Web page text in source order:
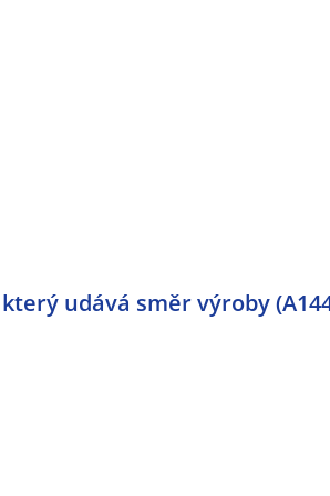
udává směr výroby